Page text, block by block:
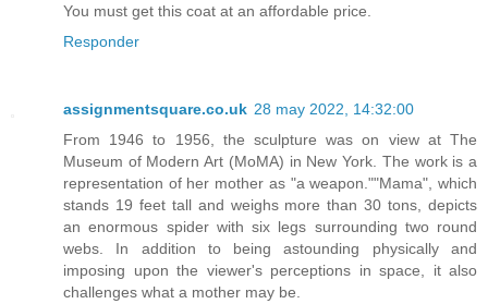
You must get this coat at an affordable price.
Responder
assignmentsquare.co.uk 28 may 2022, 14:32:00
From 1946 to 1956, the sculpture was on view at The
Museum of Modern Art (MoMA) in New York. The work is a
representation of her mother as "a weapon.""Mama", which
stands 19 feet tall and weighs more than 30 tons, depicts
an enormous spider with six legs surrounding two round
webs. In addition to being astounding physically and
imposing upon the viewer's perceptions in space, it also
challenges what a mother may be.